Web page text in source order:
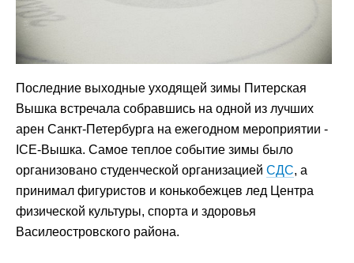
Последние выходные уходящей зимы Питерская
Вышка встречала собравшись на одной из лучших
арен Санкт-Петербурга на ежегодном мероприятии -
ICE-Вышка. Самое теплое событие зимы было
организовано студенческой организацией СДС, а
принимал фигуристов и конькобежцев лед Центра
физической культуры, спорта и здоровья
Василеостровского района.